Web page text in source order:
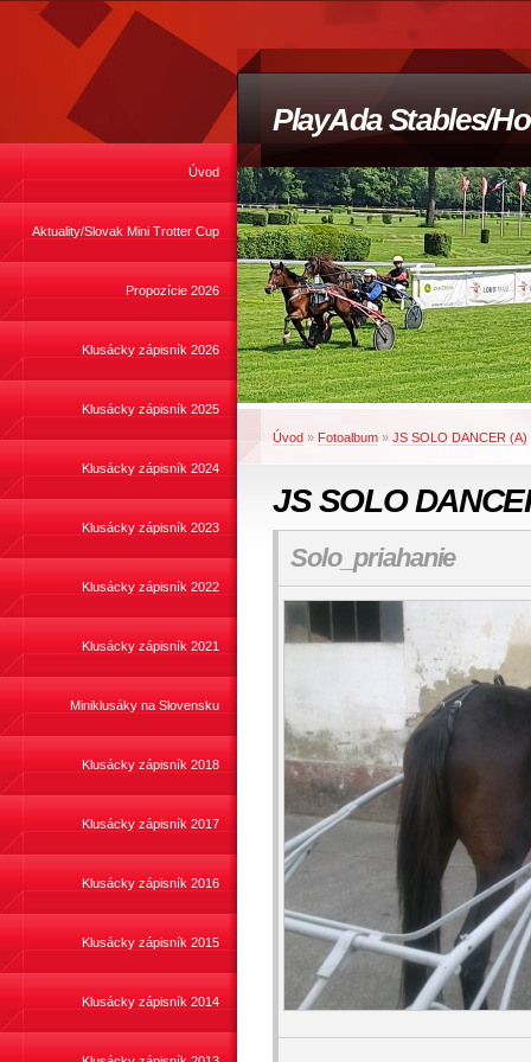
PlayAda Stables/
Úvod
Aktuality/Slovak Mini Trotter Cup
Propozície 2026
Klusácky zápisník 2026
Klusácky zápisník 2025
Klusácky zápisník 2024
Klusácky zápisník 2023
Klusácky zápisník 2022
Klusácky zápisník 2021
Miniklusáky na Slovensku
Klusácky zápisník 2018
Klusácky zápisník 2017
Klusácky zápisník 2016
Klusácky zápisník 2015
Klusácky zápisník 2014
Úvod » Fotoalbum » JS SOLO DANCER (A)
JS SOLO
Solo_priahanie